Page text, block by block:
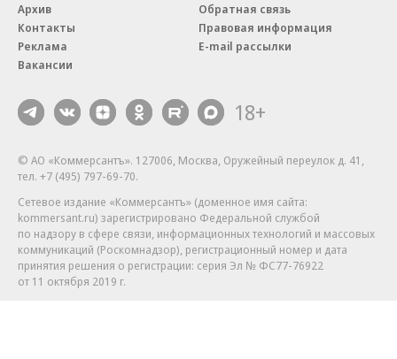
Архив
Контакты
Реклама
Вакансии
Обратная связь
Правовая информация
E-mail рассылки
18+
© АО «Коммерсантъ». 127006, Москва, Оружейный переулок д. 41,
тел. +7 (495) 797-69-70.
Сетевое издание «Коммерсантъ» (доменное имя сайта:
kommersant.ru) зарегистрировано Федеральной службой
по надзору в сфере связи, информационных технологий и массовых
коммуникаций (Роскомнадзор), регистрационный номер и дата
принятия решения о регистрации: серия Эл № ФС77-76922
от 11 октября 2019 г.